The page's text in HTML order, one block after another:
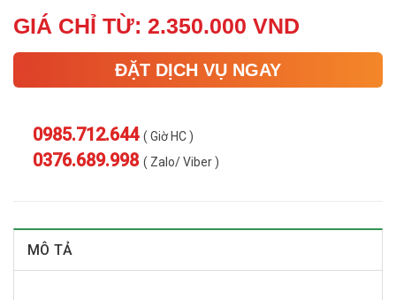
GIÁ CHỈ TỪ: 2.350.000 VND
ĐẶT DỊCH VỤ NGAY
0985.712.644 ( Giờ HC )
0376.689.998 ( Zalo/ Viber )
MÔ TẢ